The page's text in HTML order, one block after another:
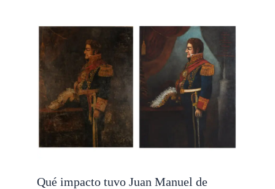
Qué impacto tuvo Juan Manuel de